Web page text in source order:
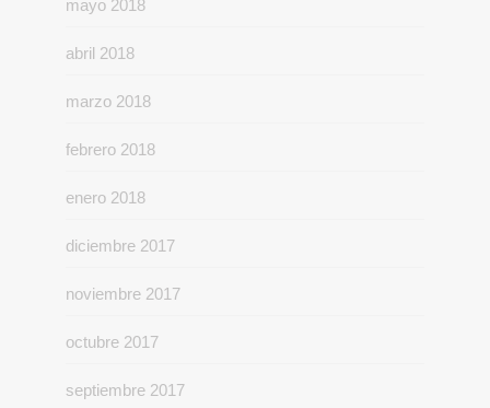
mayo 2018
abril 2018
marzo 2018
febrero 2018
enero 2018
diciembre 2017
noviembre 2017
octubre 2017
septiembre 2017